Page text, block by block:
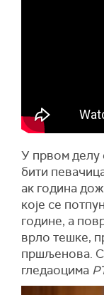
У првом делу
бити
ак година
које се
године, а
врло тешке,
пршљенова.
гледаоцима